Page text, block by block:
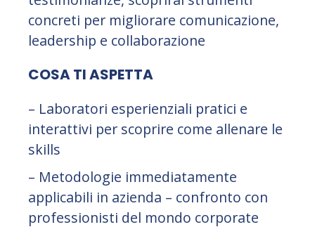
concreti per migliorare comunicazione,
leadership e collaborazione
COSA TI ASPETTA
– Laboratori esperienziali pratici e
interattivi per scoprire come allenare le
skills
– Metodologie immediatamente
applicabili in azienda – confronto con
professionisti del mondo corporate